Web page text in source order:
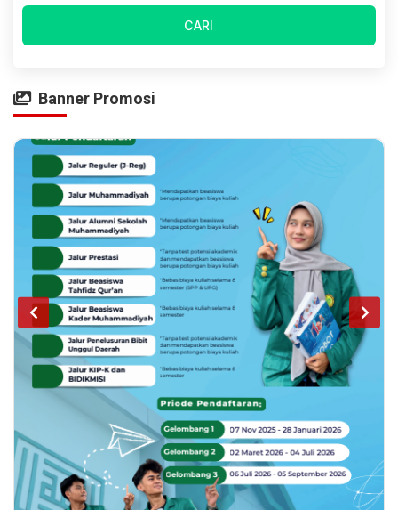
CARI
Banner Promosi